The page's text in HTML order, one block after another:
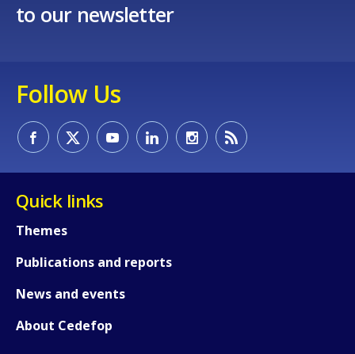
to our newsletter
Follow Us
Quick links
Themes
Publications and reports
News and events
About Cedefop